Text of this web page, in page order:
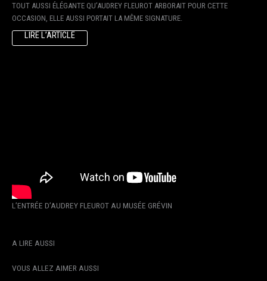
TOUT AUSSI ÉLÉGANTE QU’AUDREY FLEUROT ARBORAIT POUR CETTE
OCCASION, ELLE AUSSI PORTAIT LA MÊME SIGNATURE.
LIRE L’ARTICLE
L’ENTRÉE D’AUDREY FLEUROT AU MUSÉE GRÉVIN
A LIRE AUSSI
VOUS ALLEZ AIMER AUSSI